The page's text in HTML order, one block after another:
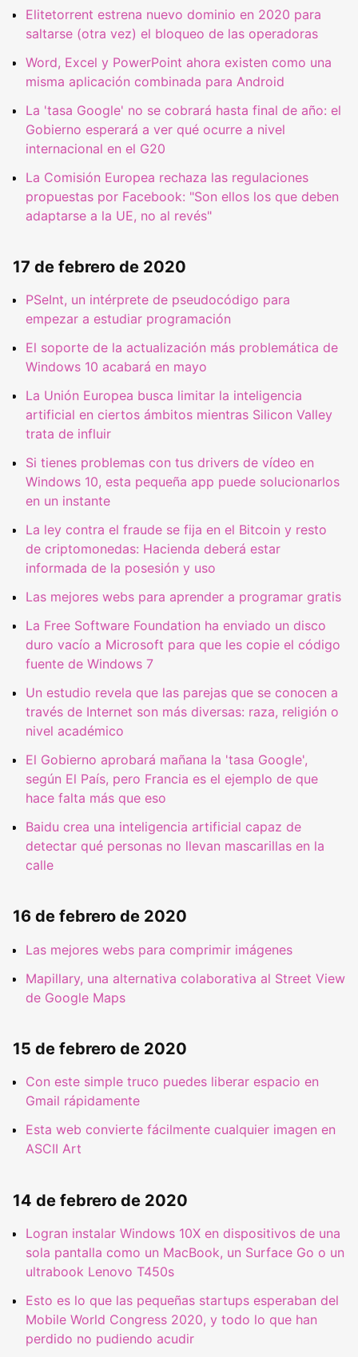
Elitetorrent estrena nuevo dominio en 2020 para
saltarse (otra vez) el bloqueo de las operadoras
Word, Excel y PowerPoint ahora existen como una
misma aplicación combinada para Android
La 'tasa Google' no se cobrará hasta final de año: el
Gobierno esperará a ver qué ocurre a nivel
internacional en el G20
La Comisión Europea rechaza las regulaciones
propuestas por Facebook: "Son ellos los que deben
adaptarse a la UE, no al revés"
17 de febrero de 2020
PSeInt, un intérprete de pseudocódigo para
empezar a estudiar programación
El soporte de la actualización más problemática de
Windows 10 acabará en mayo
La Unión Europea busca limitar la inteligencia
artificial en ciertos ámbitos mientras Silicon Valley
trata de influir
Si tienes problemas con tus drivers de vídeo en
Windows 10, esta pequeña app puede solucionarlos
en un instante
La ley contra el fraude se fija en el Bitcoin y resto
de criptomonedas: Hacienda deberá estar
informada de la posesión y uso
Las mejores webs para aprender a programar gratis
La Free Software Foundation ha enviado un disco
duro vacío a Microsoft para que les copie el código
fuente de Windows 7
Un estudio revela que las parejas que se conocen a
través de Internet son más diversas: raza, religión o
nivel académico
El Gobierno aprobará mañana la 'tasa Google',
según El País, pero Francia es el ejemplo de que
hace falta más que eso
Baidu crea una inteligencia artificial capaz de
detectar qué personas no llevan mascarillas en la
calle
16 de febrero de 2020
Las mejores webs para comprimir imágenes
Mapillary, una alternativa colaborativa al Street View
de Google Maps
15 de febrero de 2020
Con este simple truco puedes liberar espacio en
Gmail rápidamente
Esta web convierte fácilmente cualquier imagen en
ASCII Art
14 de febrero de 2020
Logran instalar Windows 10X en dispositivos de una
sola pantalla como un MacBook, un Surface Go o un
ultrabook Lenovo T450s
Esto es lo que las pequeñas startups esperaban del
Mobile World Congress 2020, y todo lo que han
perdido no pudiendo acudir